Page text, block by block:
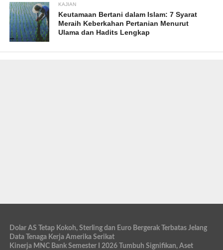
KAJIAN
Keutamaan Bertani dalam Islam: 7 Syarat
Meraih Keberkahan Pertanian Menurut
Ulama dan Hadits Lengkap
Dolar AS Tetap Kokoh, Sterling dan Euro Bergerak Terbatas Jelang
Data Tenaga Kerja Amerika Serikat
Kinerja MNC Bank Semester I 2026 Tumbuh Signifikan, Aset